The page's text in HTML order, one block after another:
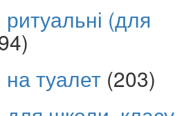
(для
туалет (203)